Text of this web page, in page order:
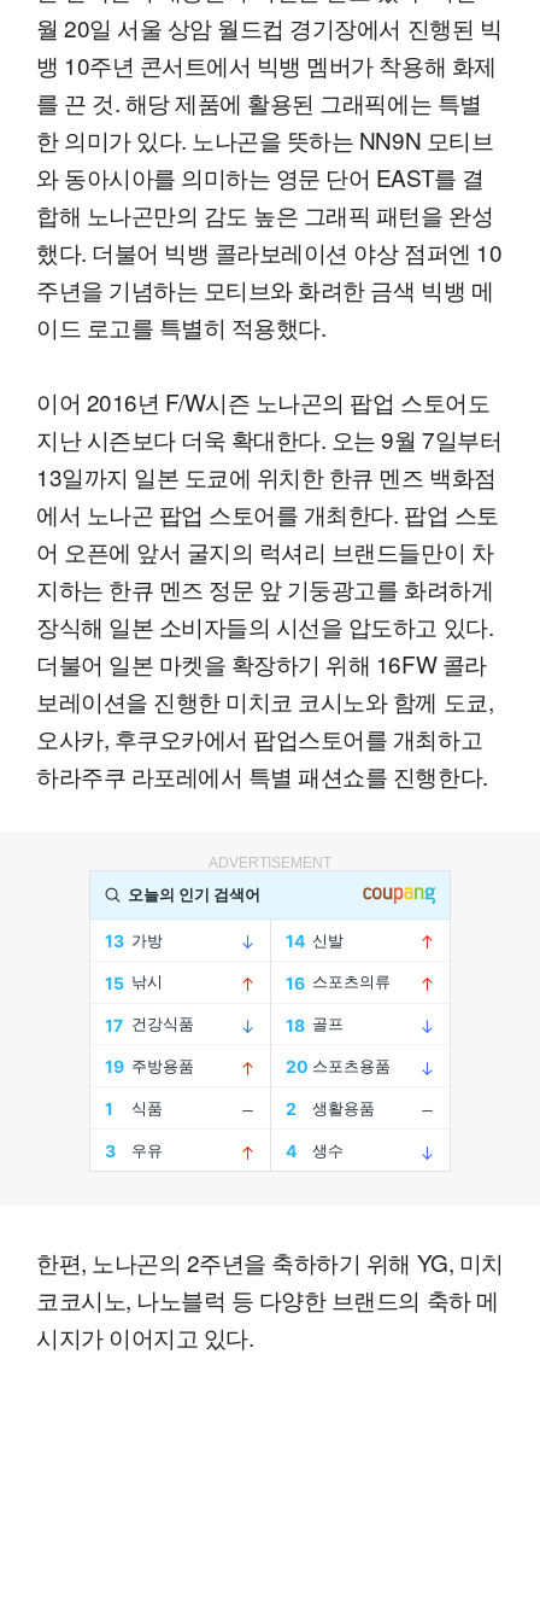
월 20일 서울 상암 월드컵 경기장에서 진행된 빅
뱅 10주년 콘서트에서 빅뱅 멤버가 착용해 화제
를 끈 것. 해당 제품에 활용된 그래픽에는 특별
한 의미가 있다. 노나곤을 뜻하는 NN9N 모티브
와 동아시아를 의미하는 영문 단어 EAST를 결
합해 노나곤만의 감도 높은 그래픽 패턴을 완성
했다. 더불어 빅뱅 콜라보레이션 야상 점퍼엔 10
주년을 기념하는 모티브와 화려한 금색 빅뱅 메
이드 로고를 특별히 적용했다.
이어 2016년 F/W시즌 노나곤의 팝업 스토어도
지난 시즌보다 더욱 확대한다. 오는 9월 7일부터
13일까지 일본 도쿄에 위치한 한큐 멘즈 백화점
에서 노나곤 팝업 스토어를 개최한다. 팝업 스토
어 오픈에 앞서 굴지의 럭셔리 브랜드들만이 차
지하는 한큐 멘즈 정문 앞 기둥광고를 화려하게
장식해 일본 소비자들의 시선을 압도하고 있다.
더불어 일본 마켓을 확장하기 위해 16FW 콜라
보레이션을 진행한 미치코 코시노와 함께 도쿄,
오사카, 후쿠오카에서 팝업스토어를 개최하고
하라주쿠 라포레에서 특별 패션쇼를 진행한다.
ADVERTISEMENT
한편, 노나곤의 2주년을 축하하기 위해 YG, 미치
코코시노, 나노블럭 등 다양한 브랜드의 축하 메
시지가 이어지고 있다.